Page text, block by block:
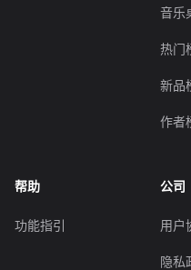
音乐
热门
新品
作者
帮助
功能指引
公司
用户
隐私